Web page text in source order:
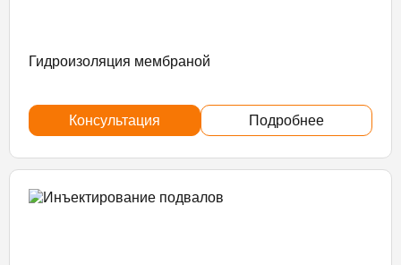
Гидроизоляция мембраной
Консультация Подробнее